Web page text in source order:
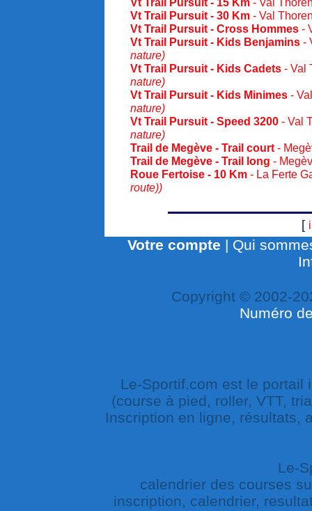
Vt Trail Pursuit - 30 Km - Val
Vt Trail Pursuit - Cross Hommes -
Vt Trail Pursuit - Kids Benjamins -
nature)
Vt Trail Pursuit - Kids Cadets - Val
nature)
Vt Trail Pursuit - Kids Minimes -
nature)
Vt Trail Pursuit - Speed 3200 - Val
nature)
Trail de Megève - Trail court -
Trail de Megève - Trail long -
Roue Fertoise - 10 Km - La Ferte
route))
[
Votre compte | Qui
Copyright © 2002-
Numéro
Le-Sportif.com est le portail
(course à pied, roller, VTT,
Inscription en ligne, résultats,
Le-
calendrier des courses
inscription, calendrier,